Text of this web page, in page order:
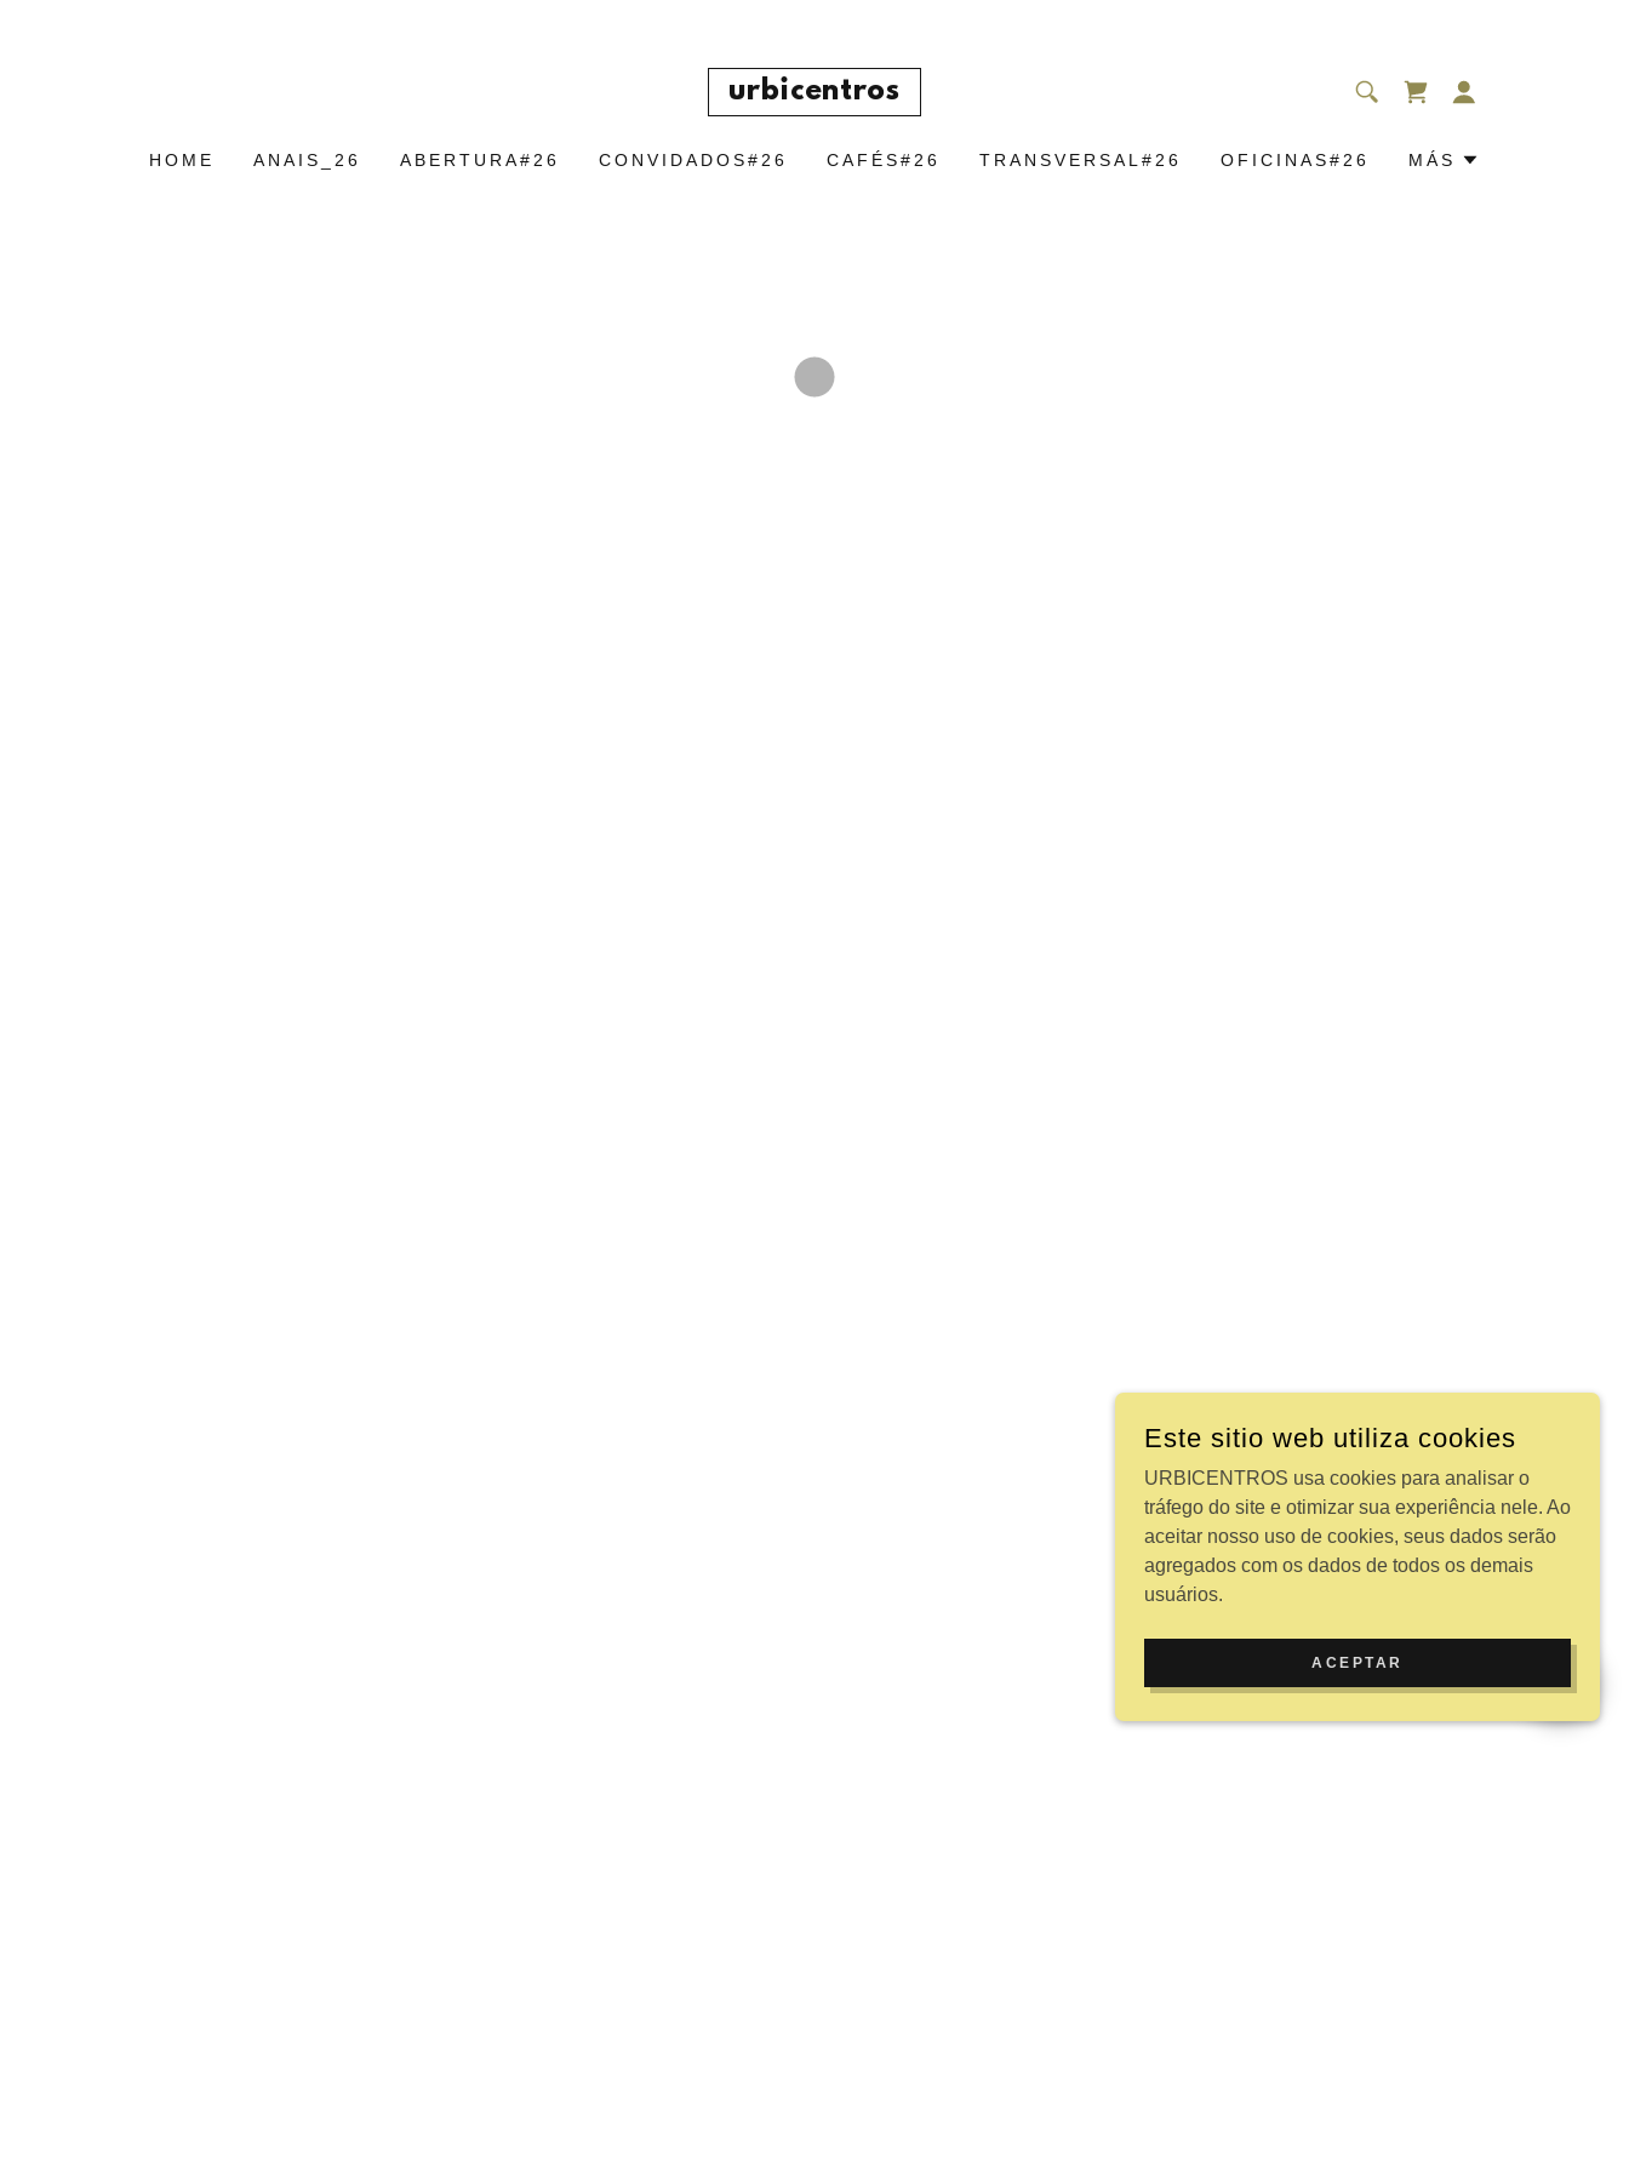
urbicentros
HOME ANAIS_26 ABERTURA#26 CONVIDADOS#26 CAFÉS#26 TRANSVERSAL#26 OFICINAS#26 MÁS
Este sitio web utiliza cookies
URBICENTROS usa cookies para analisar o
tráfego do site e otimizar sua experiência nele. Ao
aceitar nosso uso de cookies, seus dados serão
agregados com os dados de todos os demais
usuários.
ACEPTAR